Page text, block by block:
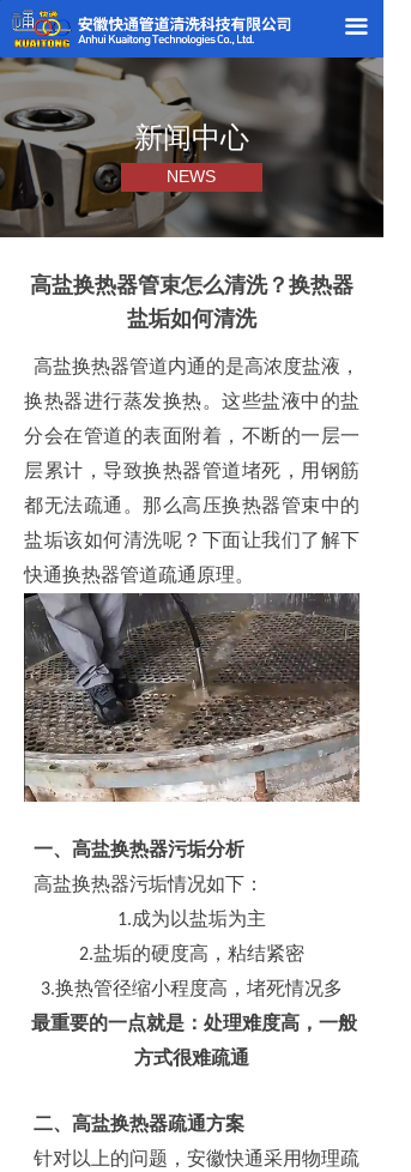
끀
高盐换热器管束怎么清洗？换热器
盐垢如何清洗
高盐换热器管道内通的是高浓度盐液，
换热器进行蒸发换热。这些盐液中的盐
分会在管道的表面附着，不断的一层一
层累计，导致换热器管道堵死，用钢筋
都无法疏通。那么高压换热器管束中的
盐垢该如何清洗呢？下面让我们了解下
快通换热器管道疏通原理。
一、高盐换热器污垢分析
高盐换热器污垢情况如下：
1.成为以盐垢为主
2.盐垢的硬度高，粘结紧密
3.换热管径缩小程度高，堵死情况多
最重要的一点就是：处理难度高，一般
方式很难疏通
二、高盐换热器疏通方案
针对以上的问题，安徽快通采用物理疏
新闻中心
NEWS